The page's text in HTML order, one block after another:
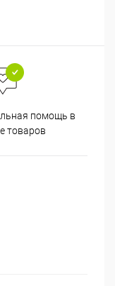
помощь в
товаров